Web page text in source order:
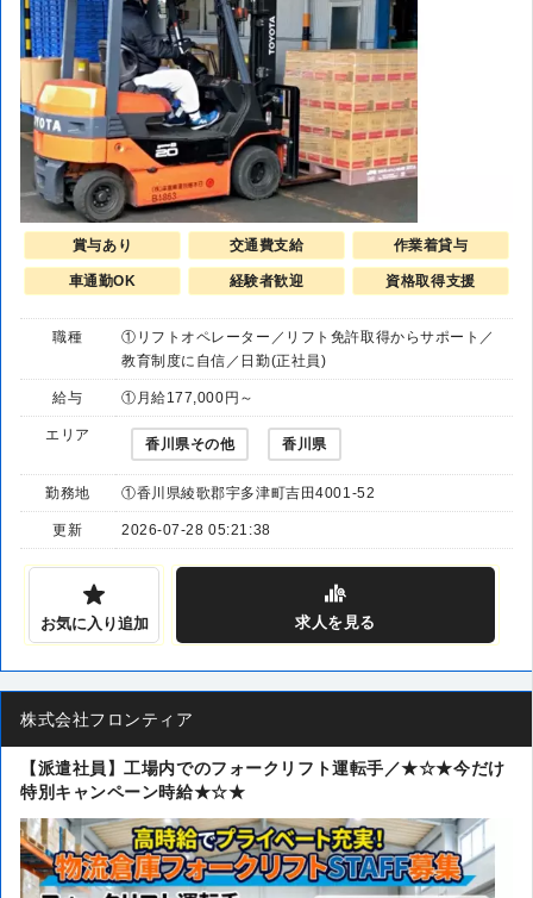
賞与あり 交通費支給 作業着貸与
車通勤OK 経験者歓迎 資格取得支援
職種
①リフトオペレーター／リフト免許取得からサポート／
教育制度に自信／日勤(正社員)
給与 ①月給177,000円～
エリア
香川県その他 香川県
勤務地 ①香川県綾歌郡宇多津町吉田4001-52
更新 2026-07-28 05:21:38
お気に入り追加 求人を見る
株式会社フロンティア
【派遣社員】工場内でのフォークリフト運転手／★☆★今だけ
特別キャンペーン時給★☆★